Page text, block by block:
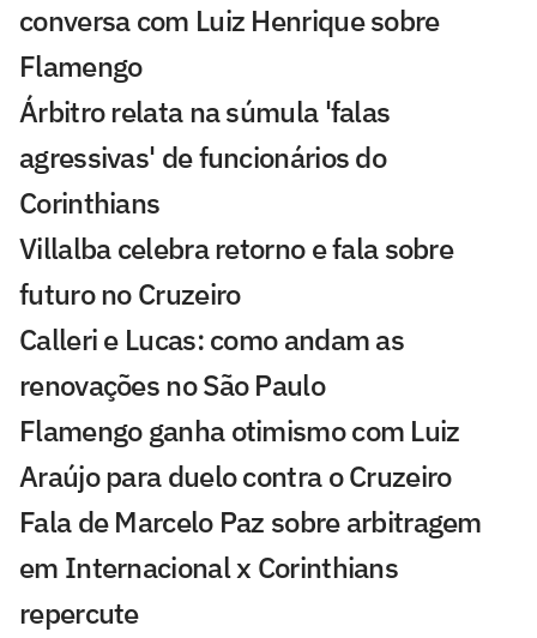
conversa com Luiz Henrique sobre
Flamengo
Árbitro relata na súmula 'falas
agressivas' de funcionários do
Corinthians
Villalba celebra retorno e fala sobre
futuro no Cruzeiro
Calleri e Lucas: como andam as
renovações no São Paulo
Flamengo ganha otimismo com Luiz
Araújo para duelo contra o Cruzeiro
Fala de Marcelo Paz sobre arbitragem
em Internacional x Corinthians
repercute